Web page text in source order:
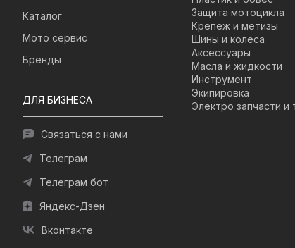
Каталог
Мото сервис
Бренды
ДЛЯ БИЗНЕСА
Связаться с нами
Телеграм
Телеграм бот
Яндекс-Дзен
Вконтакте
Защита мотоцикла
Крепеж и метизы
Шины и колеса
Аксессуары
Масла и жидкости
Инструмент
Экипировка
Электро запчасти и